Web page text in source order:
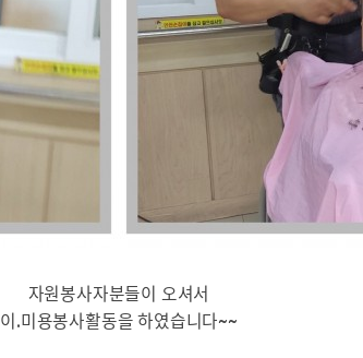
자원봉사자분들이 오셔서
이.미용봉사활동을 하였습니다~~